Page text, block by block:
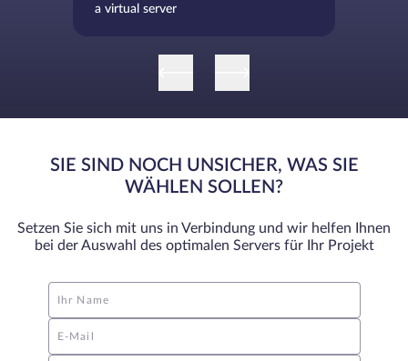
a virtual server
SIE SIND NOCH UNSICHER, WAS SIE
WÄHLEN SOLLEN?
Setzen Sie sich mit uns in Verbindung und wir helfen Ihnen
bei der Auswahl des optimalen Servers für Ihr Projekt
Ihr Name
E-Mail